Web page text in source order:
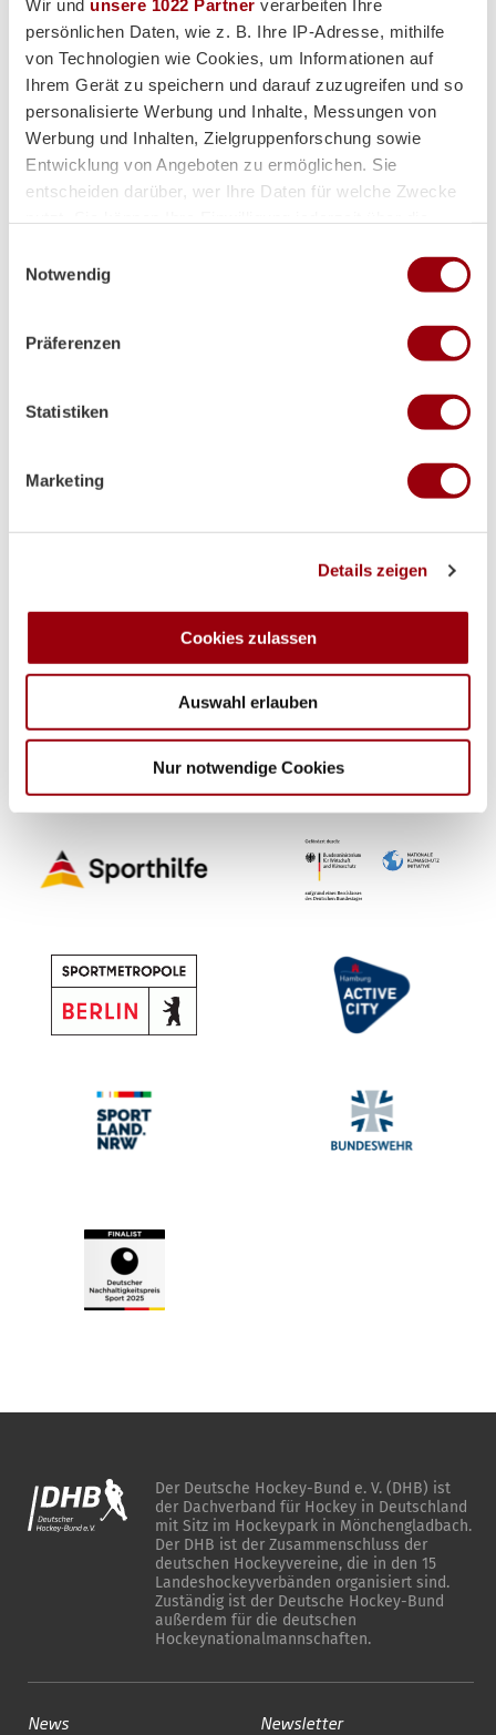
Wir und unsere 1022 Partner verarbeiten Ihre
persönlichen Daten, wie z. B. Ihre IP-Adresse, mithilfe
von Technologien wie Cookies, um Informationen auf
Ihrem Gerät zu speichern und darauf zuzugreifen und so
personalisierte Werbung und Inhalte, Messungen von
Werbung und Inhalten, Zielgruppenforschung sowie
Entwicklung von Angeboten zu ermöglichen. Sie
entscheiden darüber, wer Ihre Daten für welche Zwecke
Trigger Symbol ändern oder widerrufen
Informationen über Ihre geografische Lage erfassen,
Ihr Gerät durch aktives Scannen nach bestimmten
Merkmalen (Fingerprinting) identifizieren
verarbeitet werden, und legen Sie Ihre Präferenzen im
Abschnitt Einzelheiten
personalisieren, Funktionen für soziale Medien anbieten
soziale Medien, Werbung und Analysen weiter. Unsere
Partner führen diese Informationen möglicherweise mit
weiteren Daten zusammen, die Sie ihnen bereitgestellt
haben oder die sie im Rahmen Ihrer Nutzung der Dienste
Notwendig
Präferenzen
Statistiken
Marketing
Details zeigen
Cookies zulassen
Auswahl erlauben
Nur notwendige Cookies
Supplier
Mit Unterstützung durch
Der Deutsche Hockey-Bund e. V. (DHB) ist
der Dachverband für Hockey in Deutschland
mit Sitz im Hockeypark in Mönchengladbach.
Der DHB ist der Zusammenschluss der
deutschen Hockeyvereine, die in den 15
Landeshockeyverbänden organisiert sind.
Zuständig ist der Deutsche Hockey-Bund
außerdem für die deutschen
Hockeynationalmannschaften.
News
Newsletter